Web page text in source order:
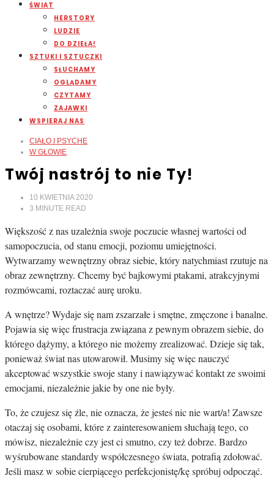
ŚWIAT
HERSTORY
LUDZIE
DO DZIEŁA!
SZTUKI I SZTUCZKI
SŁUCHAMY
OGLĄDAMY
CZYTAMY
ZAJAWKI
WSPIERAJ NAS
CIAŁO I PSYCHE
W GŁOWIE
Twój nastrój to nie Ty!
10 KWIETNIA 2020
3 MINUTE READ
Większość z nas uzależnia swoje poczucie własnej wartości od
samopoczucia, od stanu emocji, poziomu umiejętności.
Wytwarzamy wewnętrzny obraz siebie, który natychmiast rzutuje na
obraz zewnętrzny. Chcemy być bajkowymi ptakami, atrakcyjnymi
rozmówcami, roztaczać aurę uroku.
A wnętrze? Wydaje się nam zszarzałe i smętne, zmęczone i banalne.
Pojawia się więc frustracja związana z pewnym obrazem siebie, do
którego dążymy, a którego nie możemy zrealizować. Dzieje się tak,
ponieważ świat nas utowarowił. Musimy się więc nauczyć
akceptować wszystkie swoje stany i nawiązywać kontakt ze swoimi
emocjami, niezależnie jakie by one nie były.
To, że czujesz się źle, nie oznacza, że jesteś nic nie wart/a! Zawsze
otaczaj się osobami, które z zainteresowaniem słuchają tego, co
mówisz, niezależnie czy jest ci smutno, czy też dobrze. Bardzo
wyśrubowane standardy współczesnego świata, potrafią zdołować.
Jeśli masz w sobie cierpiącego perfekcjonistę/kę spróbuj odpocząć.